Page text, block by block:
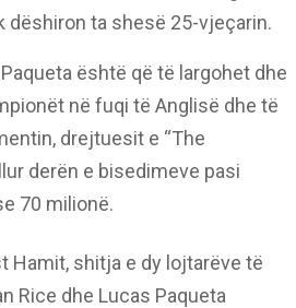
dëshiron ta shesë 25-vjeçarin.
është që të largohet dhe
në fuqi të Anglisë dhe të
drejtuesit e “The
derën e bisedimeve pasi
70 milionë.
Hamit, shitja e dy lojtarëve të
Rice dhe Lucas Paqueta